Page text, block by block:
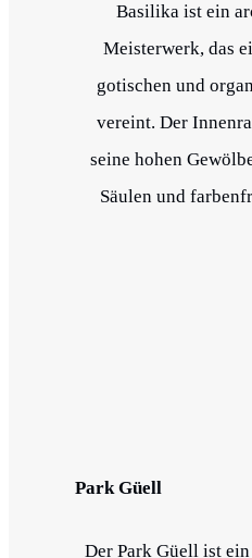
Basilika ist ein
Meisterwerk, das
gotischen und
vereint. Der
seine hohen
Säulen und
Park Güell
Der Park Güell ist